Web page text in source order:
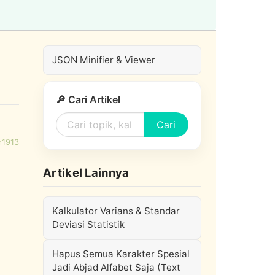
JSON Minifier & Viewer
🔎 Cari Artikel
Cari
Artikel Lainnya
Kalkulator Varians & Standar
Deviasi Statistik
Hapus Semua Karakter Spesial
Jadi Abjad Alfabet Saja (Text